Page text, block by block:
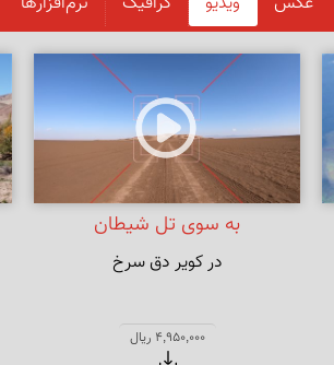
به سوی تل شیطان
در کویر دق سرخ
4,950,000 ریال